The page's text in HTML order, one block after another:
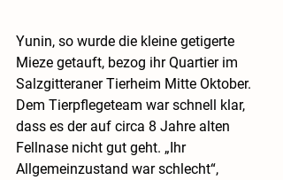
Yunin, so wurde die kleine getigerte
Mieze getauft, bezog ihr Quartier im
Salzgitteraner Tierheim Mitte Oktober.
Dem Tierpflegeteam war schnell klar,
dass es der auf circa 8 Jahre alten
Fellnase nicht gut geht. „Ihr
Allgemeinzustand war schlecht“,